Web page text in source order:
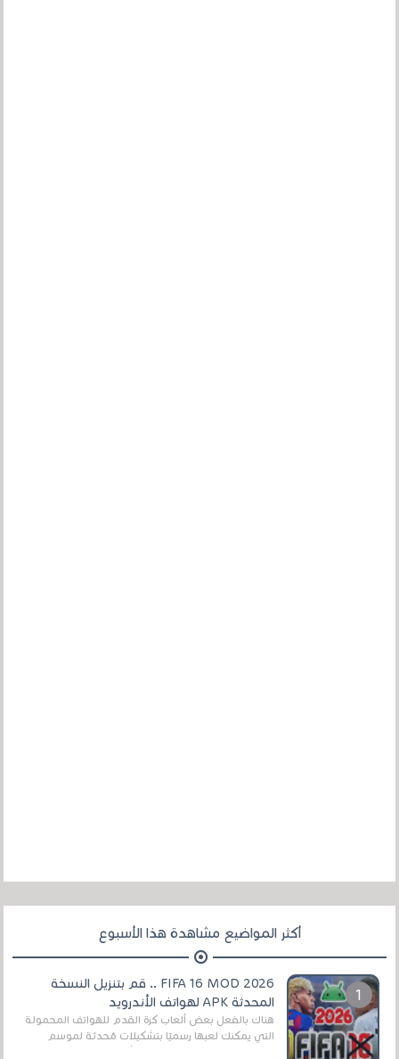
أكثر المواضيع مشاهدة هذا الأسبوع
FIFA 16 MOD 2026 .. قم بتنزيل النسخة
المحدثة APK لهواتف الأندرويد
هناك بالفعل بعض ألعاب كرة القدم للهواتف المحمولة
التي يمكنك لعبها رسميًا بتشكيلات مُحدثة لموسم